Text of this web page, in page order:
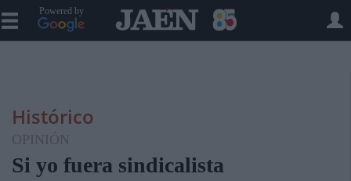
Powered by
Histórico
OPINIÓN
Si yo fuera sindicalista